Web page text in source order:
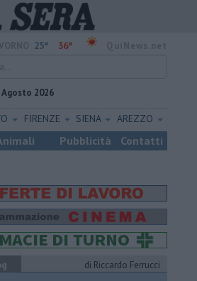
25° 36°
Agosto 2026
FIRENZE SIENA AREZZO
Pubblicità Contatti
di Riccardo Ferrucci